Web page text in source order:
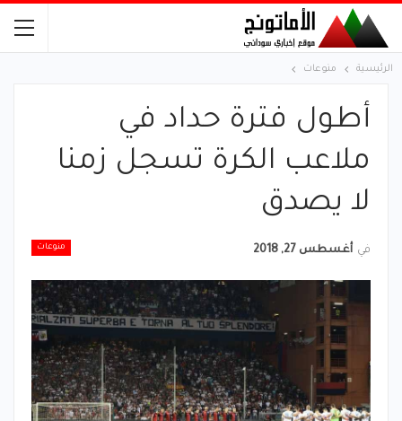
الرئيسية منوعات
أطول فترة حداد في
ملاعب الكرة تسجل زمنا
لا يصدق
منوعات في أغسطس 27, 2018